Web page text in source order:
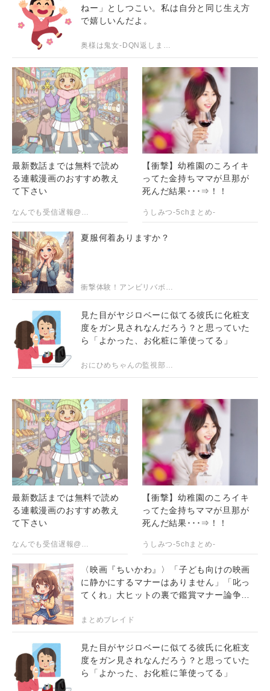
ねー」としつこい。私は自分と同じ生え方
で嬉しいんだよ。
奥様は鬼女-DQN返しまとめ-
最新数話までは無料で読め
る連載漫画のおすすめ教え
て下さい
なんでも受信遅報@なんJ・おんJまとめ
【衝撃】幼稚園のころイキ
ってた金持ちママが旦那が
死んだ結果･･･⇒！！
うしみつ-5chまとめ-
夏服何着ありますか？
見た目がヤジロベーに似てる彼氏に化粧支
度をガン見されなんだろう？と思っていた
ら「よかった、お化粧に筆使ってる」
最新数話までは無料で読め
る連載漫画のおすすめ教え
て下さい
なんでも受信遅報@なんJ・おんJまとめ
【衝撃】幼稚園のころイキ
ってた金持ちママが旦那が
死んだ結果･･･⇒！！
うしみつ-5chまとめ-
〈映画『ちいかわ』〉「子ども向けの映画
に静かにするマナーはありません」「叱っ
てくれ」大ヒットの裏で鑑賞マナー論争が
まとめブレイド
見た目がヤジロベーに似てる彼氏に化粧支
度をガン見されなんだろう？と思っていた
ら「よかった、お化粧に筆使ってる」